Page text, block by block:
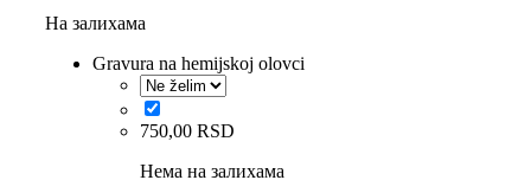
На залихама
Gravura na hemijskoj olovci
750,00 RSD
Нема на залихама